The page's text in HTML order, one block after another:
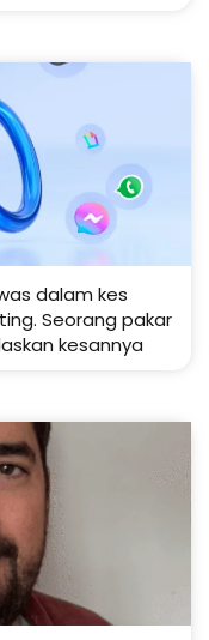
dalam kes
Seorang pakar
kesannya